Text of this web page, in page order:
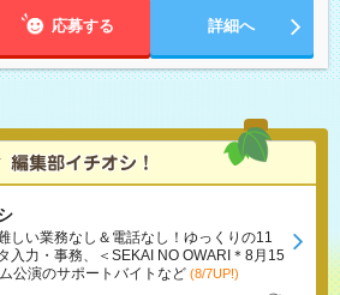
応募する 詳細へ
しい業務なし＆電話なし！ゆっくりの11
入力・事務、＜SEKAI NO OWARI＊8月15
公演のサポートバイトなど (8/7UP!)